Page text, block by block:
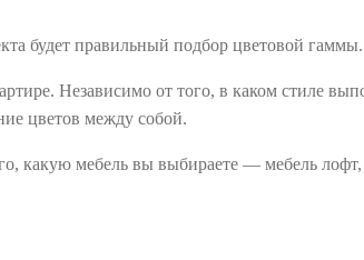
будет правильный подбор цветовой гаммы.
Независимо от того, в каком стиле
цветов между собой.
какую мебель вы выбираете — мебель